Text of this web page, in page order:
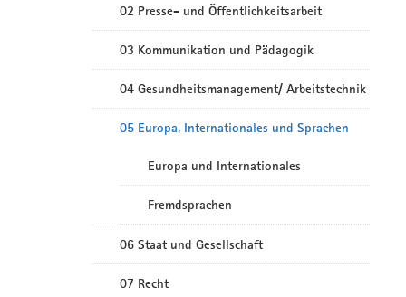
02 Presse- und Öffentlichkeitsarbeit
03 Kommunikation und Pädagogik
04 Gesundheitsmanagement/ Arbeitstechnik
05 Europa, Internationales und Sprachen
Europa und Internationales
Fremdsprachen
06 Staat und Gesellschaft
07 Recht